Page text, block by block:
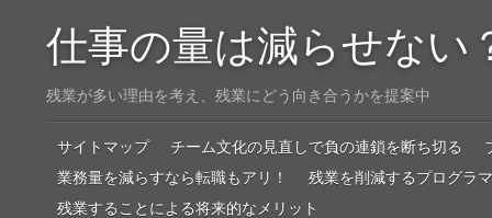
仕事の量は減らせない
残業が多い理由を考え、残業にどう向き合うかを提案中
Menu
SKIP TO CONTENT
サイトマップ チーム文化の見直しで負の連鎖を断ち切る
業務量を減らすなら転職もアリ！
残業を削減するプログラ
残業することによる将来的なメリット